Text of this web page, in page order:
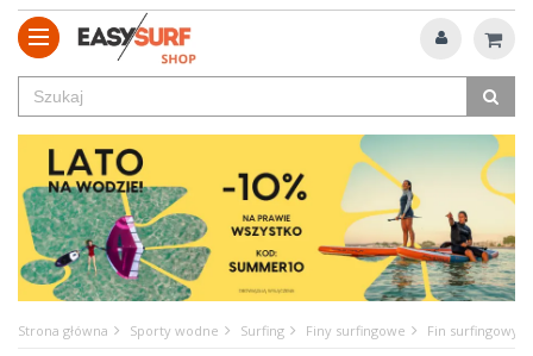
Strona główna Sporty wodne Surfing Finy surfingowe Fin surfingowy